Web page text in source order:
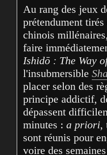
Au rang des jeux
prétendument
chinois
Ishidō : The Way
l'insubmersible
placer selon des
principe addictif,
dépassent
minutes : a priori,
sont réunis pour
voire des